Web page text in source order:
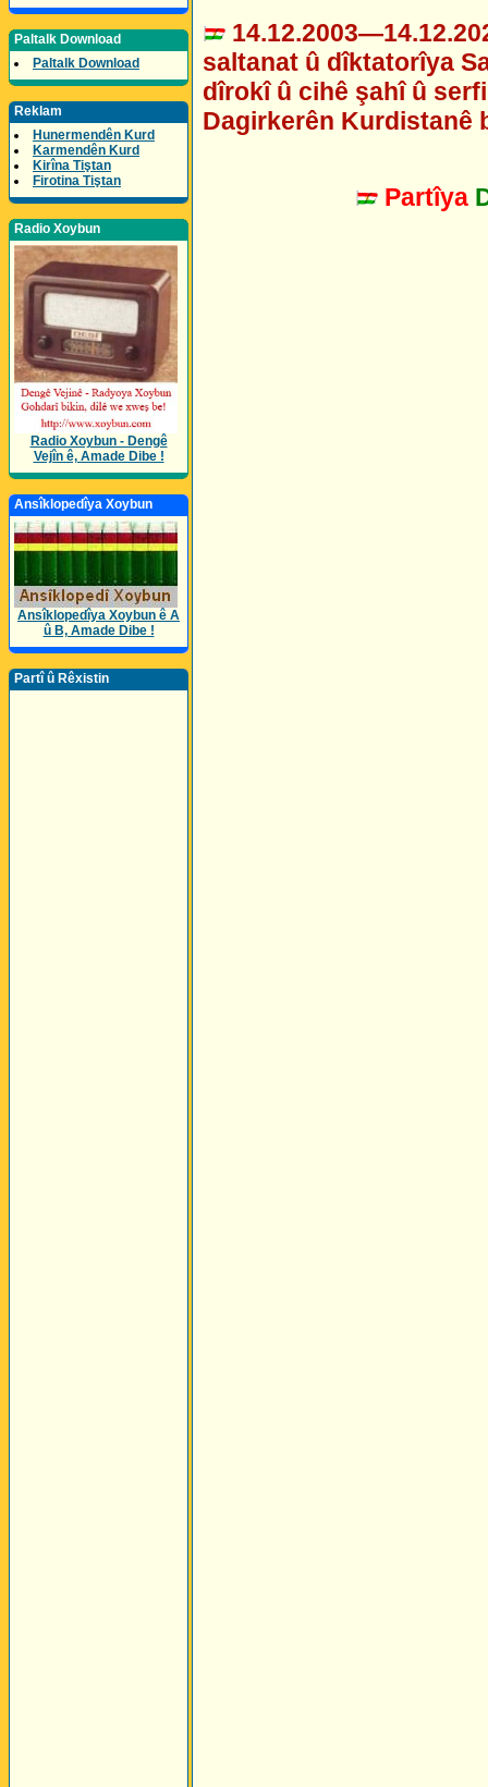
Paltalk Download
Paltalk Download
Reklam
Hunermendên Kurd
Karmendên Kurd
Kirîna Tiştan
Firotina Tiştan
Radio Xoybun
Radio Xoybun - Dengê
Vejîn ê, Amade Dibe !
Ansîklopedîya Xoybun
Ansîklopedîya Xoybun ê A
û B, Amade Dibe !
Partî û Rêxistin
saltanat û dîktatorîya
dîrokî û cihê şahî û
Dagirkerên Kurdistanê
Partîya